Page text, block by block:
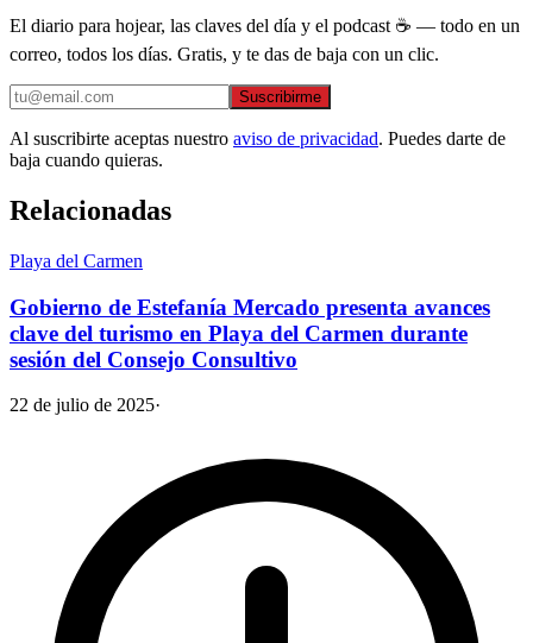
El diario para hojear, las claves del día y el podcast ☕ — todo en un
correo, todos los días. Gratis, y te das de baja con un clic.
Suscribirme
Al suscribirte aceptas nuestro aviso de privacidad. Puedes darte de
baja cuando quieras.
Relacionadas
Playa del Carmen
Gobierno de Estefanía Mercado presenta avances
clave del turismo en Playa del Carmen durante
sesión del Consejo Consultivo
22 de julio de 2025·